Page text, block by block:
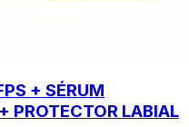
+ SÉRUM
PROTECTOR LABIAL